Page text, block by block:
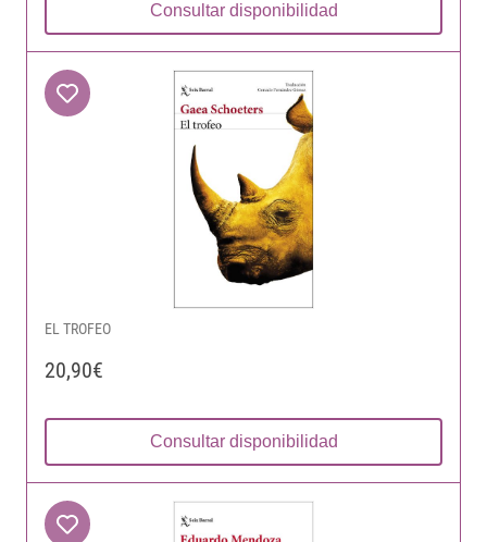
Consultar disponibilidad
EL TROFEO
20,90€
Consultar disponibilidad